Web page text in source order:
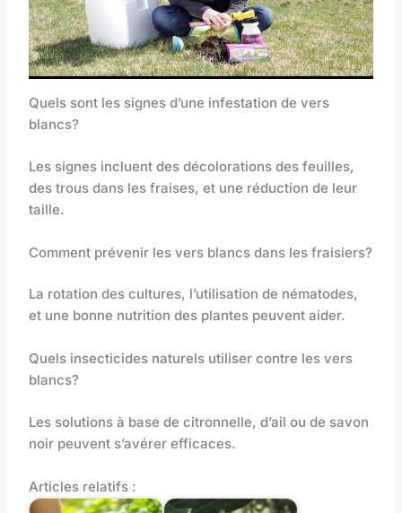
Quels sont les signes d’une infestation de vers
blancs?
Les signes incluent des décolorations des feuilles,
des trous dans les fraises, et une réduction de leur
taille.
Comment prévenir les vers blancs dans les fraisiers?
La rotation des cultures, l’utilisation de nématodes,
et une bonne nutrition des plantes peuvent aider.
Quels insecticides naturels utiliser contre les vers
blancs?
Les solutions à base de citronnelle, d’ail ou de savon
noir peuvent s’avérer efficaces.
Articles relatifs :